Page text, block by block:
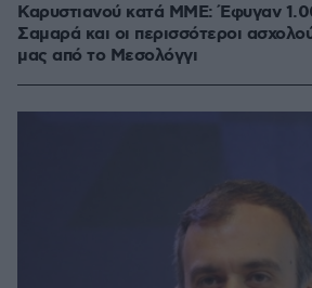
Καρυστιανού κατά ΜΜΕ: Έφυγαν
Σαμαρά και οι περισσότεροι
μας από το Μεσολόγγι